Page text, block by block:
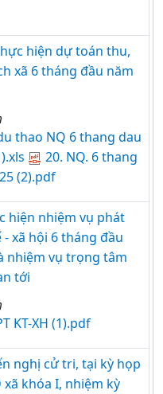
hiện dự toán thu,
xã 6 tháng đầu năm
thao NQ 6 thang dau
20. NQ. 6 thang
(2).pdf
hiện nhiệm vụ phát
xã hội 6 tháng đầu
nhiệm vụ trọng tâm
tới
KT-XH (1).pdf
nghị cử tri, tại kỳ họp
khóa I, nhiệm kỳ